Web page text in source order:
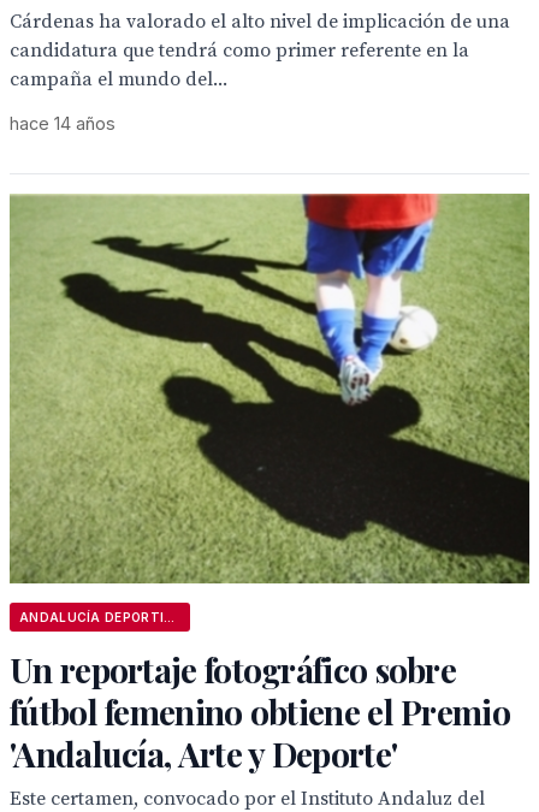
Cárdenas ha valorado el alto nivel de implicación de una
candidatura que tendrá como primer referente en la
campaña el mundo del...
hace 14 años
Un reportaje fotográfico sobre
fútbol femenino obtiene el Premio
'Andalucía, Arte y Deporte'
Este certamen, convocado por el Instituto Andaluz del